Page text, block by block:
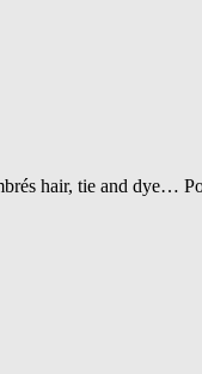
hair, tie and dye…